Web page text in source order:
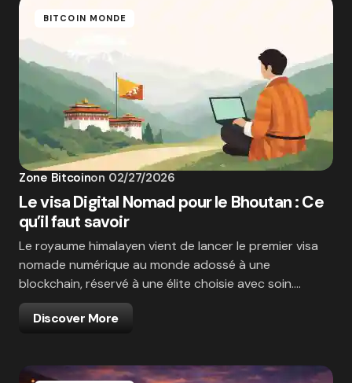
BITCOIN MONDE
Zone Bitcoinon 02/27/2026
Le visa Digital Nomad pour le Bhoutan : Ce
qu’il faut savoir
Le royaume himalayen vient de lancer le premier visa
nomade numérique au monde adossé à une
blockchain, réservé à une élite choisie avec soin.…
Discover More